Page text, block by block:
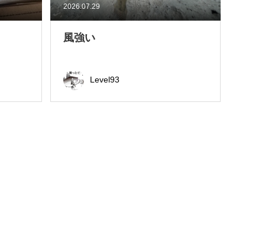
2026.07.29
風強い
Level93